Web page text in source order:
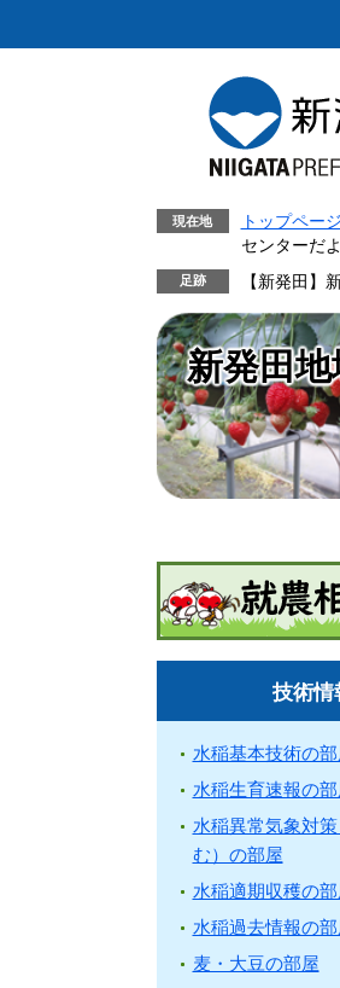
現在地 トップページ
センターだ
【新発田】
新発田
技術情
水稲基本技術の部
水稲生育速報の部
水稲異常気象対
む）の部屋
水稲適期収穫の部
水稲過去情報の部
麦・大豆の部屋